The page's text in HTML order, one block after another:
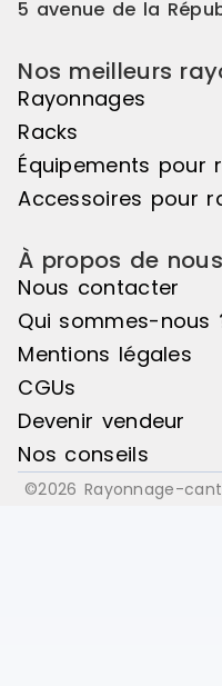
Disponible
5 avenue de la
Nos meilleurs
Rayonnages
Racks
Équipements pour
Accessoires pour
À propos de nous
Nous contacter
Qui sommes-nous
Mentions légales
CGUs
Devenir vendeur
Nos conseils
©2026 Rayonnage-